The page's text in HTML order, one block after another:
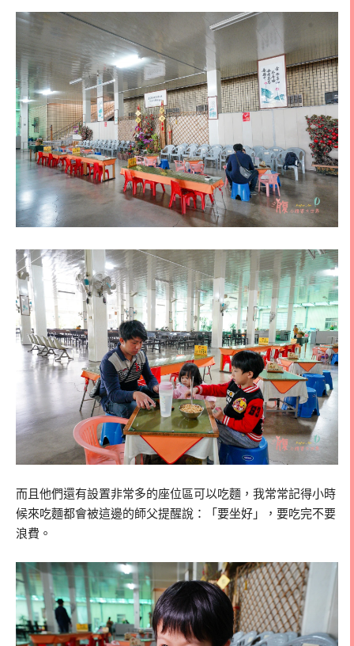
而且他們還有設置非常多的座位區可以吃麵，我常常記得小時
候來吃麵都會被這邊的師父提醒說：「要坐好」，要吃完不要
浪費。